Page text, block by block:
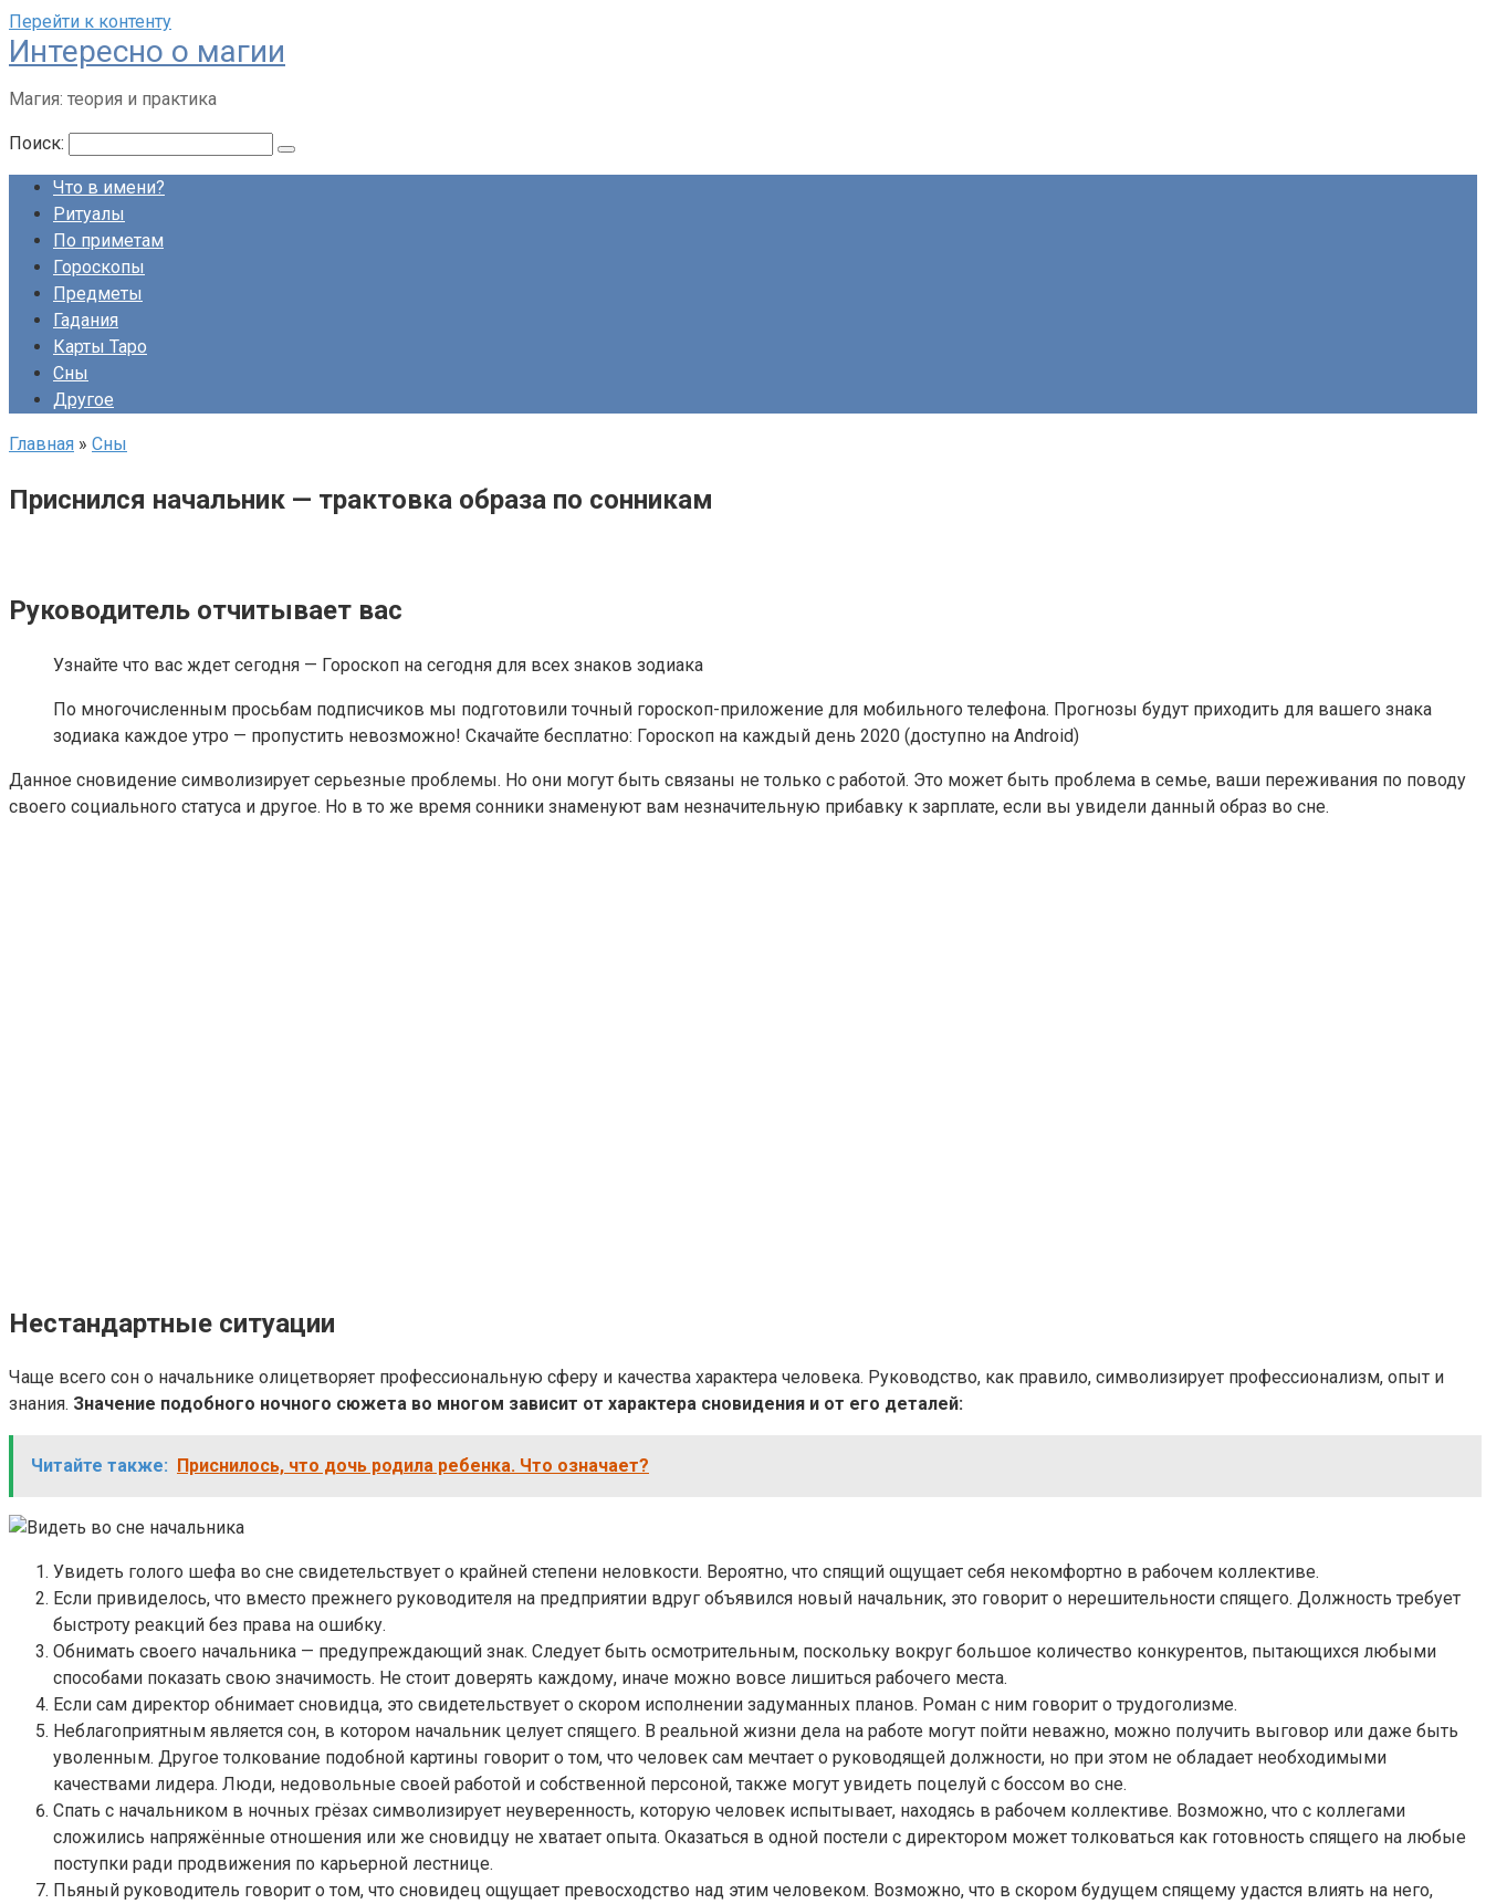
Перейти к контенту
Интересно о магии
Магия: теория и практика
Поиск:
Что в имени?
Ритуалы
По приметам
Гороскопы
Предметы
Гадания
Карты Таро
Сны
Другое
Главная » Сны
Приснился начальник — трактовка образа по сонникам
Руководитель отчитывает вас
Узнайте что вас ждет сегодня — Гороскоп на сегодня для всех знаков зодиака
По многочисленным просьбам подписчиков мы подготовили точный гороскоп-приложение для мобильного телефона. Прогнозы будут приходить для вашего знака
зодиака каждое утро — пропустить невозможно! Скачайте бесплатно: Гороскоп на каждый день 2020 (доступно на Android)
Данное сновидение символизирует серьезные проблемы. Но они могут быть связаны не только с работой. Это может быть проблема в семье, ваши переживания по поводу
своего социального статуса и другое. Но в то же время сонники знаменуют вам незначительную прибавку к зарплате, если вы увидели данный образ во сне.
Нестандартные ситуации
Чаще всего сон о начальнике олицетворяет профессиональную сферу и качества характера человека. Руководство, как правило, символизирует профессионализм, опыт и
знания. Значение подобного ночного сюжета во многом зависит от характера сновидения и от его деталей:
Читайте также: Приснилось, что дочь родила ребенка. Что означает?
Увидеть голого шефа во сне свидетельствует о крайней степени неловкости. Вероятно, что спящий ощущает себя некомфортно в рабочем коллективе.
Если привиделось, что вместо прежнего руководителя на предприятии вдруг объявился новый начальник, это говорит о нерешительности спящего. Должность требует
быстроту реакций без права на ошибку.
Обнимать своего начальника — предупреждающий знак. Следует быть осмотрительным, поскольку вокруг большое количество конкурентов, пытающихся любыми
способами показать свою значимость. Не стоит доверять каждому, иначе можно вовсе лишиться рабочего места.
Если сам директор обнимает сновидца, это свидетельствует о скором исполнении задуманных планов. Роман с ним говорит о трудоголизме.
Неблагоприятным является сон, в котором начальник целует спящего. В реальной жизни дела на работе могут пойти неважно, можно получить выговор или даже быть
уволенным. Другое толкование подобной картины говорит о том, что человек сам мечтает о руководящей должности, но при этом не обладает необходимыми
качествами лидера. Люди, недовольные своей работой и собственной персоной, также могут увидеть поцелуй с боссом во сне.
Спать с начальником в ночных грёзах символизирует неуверенность, которую человек испытывает, находясь в рабочем коллективе. Возможно, что с коллегами
сложились напряжённые отношения или же сновидцу не хватает опыта. Оказаться в одной постели с директором может толковаться как готовность спящего на любые
поступки ради продвижения по карьерной лестнице.
Пьяный руководитель говорит о том, что сновидец ощущает превосходство над этим человеком. Возможно, что в скором будущем спящему удастся влиять на него,